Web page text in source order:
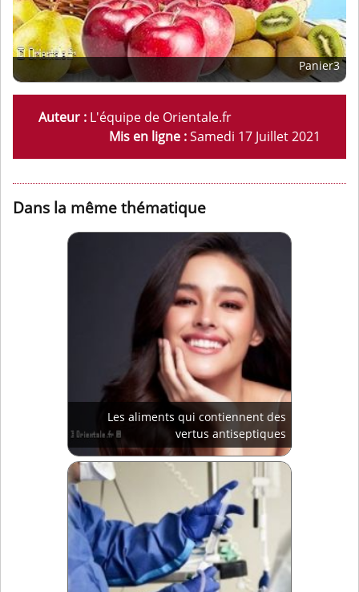
Panier3
Auteur : L'équipe de Orientale.fr
Mis en ligne :Samedi 17 Juillet 2021
Dans la même thématique
Les aliments qui contiennent des
vertus antiseptiques